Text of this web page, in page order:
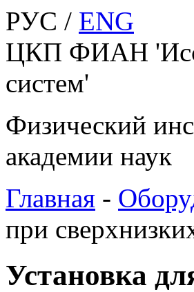
РУС / ENG
ЦКП ФИАН
систем'
Физический
академии наук
Главная -
при
Установка